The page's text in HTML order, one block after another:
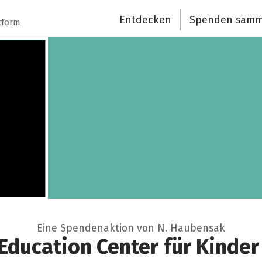
Entdecken Spenden
Eine Spendenaktion von N. Haubensak
Center für